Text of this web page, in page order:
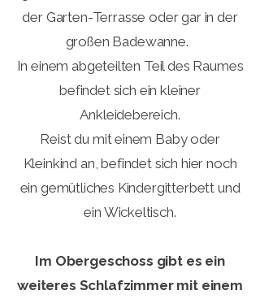
der Garten-Terrasseoder gar in der
großen Badewanne.
In einem abgeteilten Teil des Raumes
befindet sich ein kleiner
Ankleidebereich.
Reist du mit einem Baby oder
Kleinkind an, befindet sich hier noch
ein gemütliches Kindergitterbett und
ein Wickeltisch.
Im Obergeschoss gibt es ein
weiteres Schlafzimmer mit einem